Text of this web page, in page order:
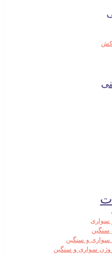
سواری
سنگین
سواری و سنگین
سواری و سنگین